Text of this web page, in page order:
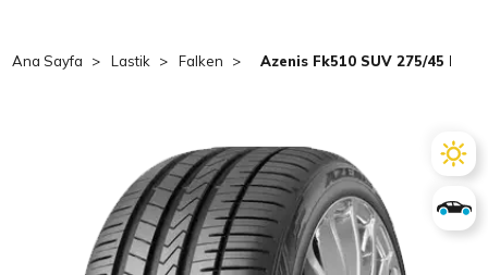
Ana Sayfa Lastik Falken Azenis Fk510 SUV 275/45 R20